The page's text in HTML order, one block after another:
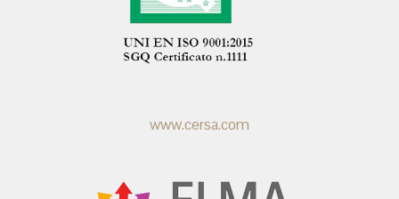
www.cersa.com